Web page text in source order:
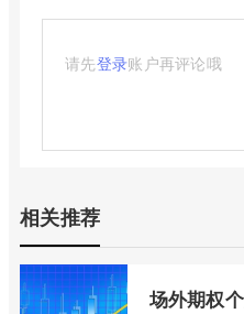
请先登录账户再评论哦
相关推荐